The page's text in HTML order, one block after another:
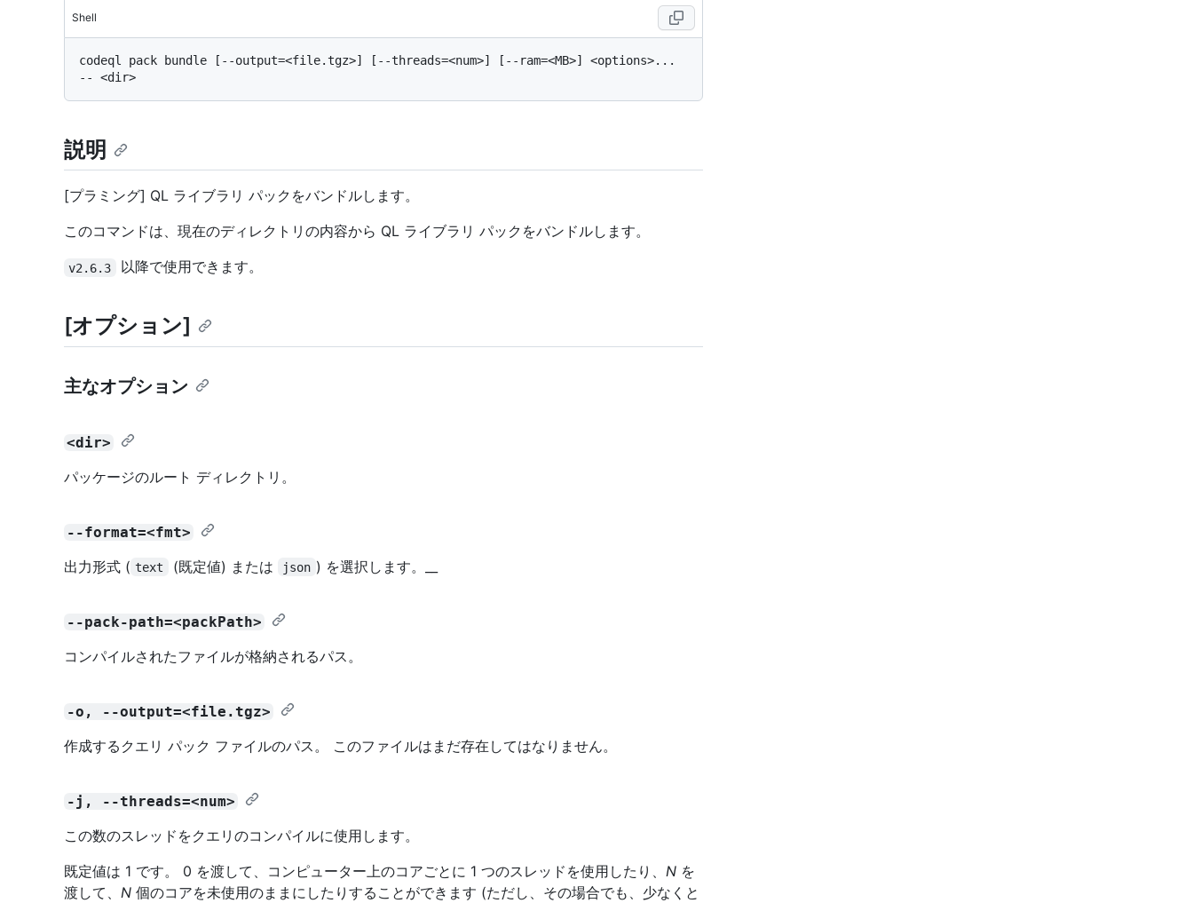
Shell
codeql pack bundle [--output=<file.tgz>] [--threads=<num>] [--ram=<MB>] <options>...
説明
[プラミング] QL ライブラリ パックをバンドルします。
このコマンドは、現在のディレクトリの内容から QL ライブラリ パックをバンドルします。
v2.6.3 以降で使用できます。
[オプション]
主なオプション
<dir>
パッケージのルート ディレクトリ。
--format=<fmt>
出力形式 ( text (既定値) または json ) を選択します。__
--pack-path=<packPath>
コンパイルされたファイルが格納されるパス。
-o, --output=<file.tgz>
作成するクエリ パック ファイルのパス。 このファイルはまだ存在してはなりません。
-j, --threads=<num>
この数のスレッドをクエリのコンパイルに使用します。
既定値は 1 です。 0 を渡して、コンピューター上のコアごとに 1 つのスレッドを使用したり、 N を
渡して、 N 個のコアを未使用のままにしたりすることができます (ただし、その場合でも、少なくと